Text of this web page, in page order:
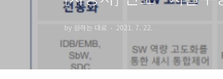
by 원하는 대로 2021. 7. 22.